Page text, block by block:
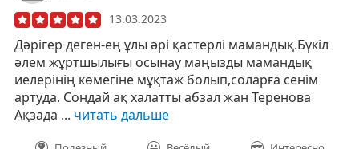
13.03.2023
Дәрігер деген-ең ұлы әрі қастерлі мамандық.Бүкіл
әлем жұртшылығы осынау маңызды мамандық
иелерінің көмегіне мұқтаж болып,соларға сенім
артуда. Сондай ақ халатты абзал жан Теренова
Ақзада ... читать дальше